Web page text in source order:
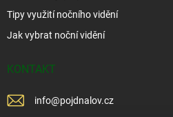
Tipy využití nočního vidění
Jak vybrat noční vidění
KONTAKT
info@pojdnalov.cz